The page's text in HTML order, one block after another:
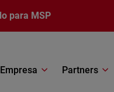
para MSP
Empresa Partners